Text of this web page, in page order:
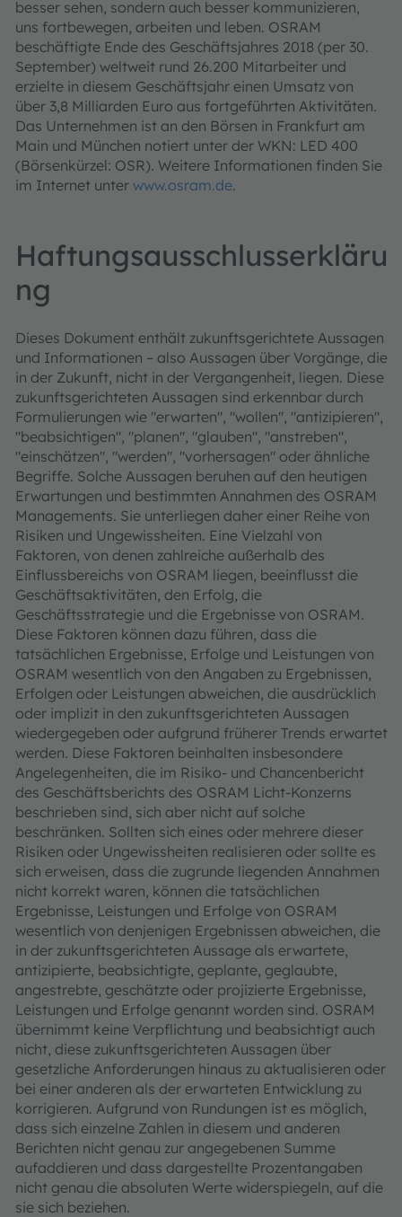
besser sehen, sondern auch besser kommunizieren,
uns fortbewegen, arbeiten und leben. OSRAM
beschäftigte Ende des Geschäftsjahres 2018 (per 30.
September) weltweit rund 26.200 Mitarbeiter und
erzielte in diesem Geschäftsjahr einen Umsatz von
über 3,8 Milliarden Euro aus fortgeführten Aktivitäten.
Das Unternehmen ist an den Börsen in Frankfurt am
Main und München notiert unter der WKN: LED 400
(Börsenkürzel: OSR). Weitere Informationen finden Sie
im Internet unter www.osram.de.
Haftungsausschlusserkläru
ng
Dieses Dokument enthält zukunftsgerichtete Aussagen
und Informationen – also Aussagen über Vorgänge, die
in der Zukunft, nicht in der Vergangenheit, liegen. Diese
zukunftsgerichteten Aussagen sind erkennbar durch
Formulierungen wie "erwarten", "wollen", "antizipieren",
"beabsichtigen", "planen", "glauben", "anstreben",
"einschätzen", "werden", "vorhersagen" oder ähnliche
Begriffe. Solche Aussagen beruhen auf den heutigen
Erwartungen und bestimmten Annahmen des OSRAM
Managements. Sie unterliegen daher einer Reihe von
Risiken und Ungewissheiten. Eine Vielzahl von
Faktoren, von denen zahlreiche außerhalb des
Einflussbereichs von OSRAM liegen, beeinflusst die
Geschäftsaktivitäten, den Erfolg, die
Geschäftsstrategie und die Ergebnisse von OSRAM.
Diese Faktoren können dazu führen, dass die
tatsächlichen Ergebnisse, Erfolge und Leistungen von
OSRAM wesentlich von den Angaben zu Ergebnissen,
Erfolgen oder Leistungen abweichen, die ausdrücklich
oder implizit in den zukunftsgerichteten Aussagen
wiedergegeben oder aufgrund früherer Trends erwartet
werden. Diese Faktoren beinhalten insbesondere
Angelegenheiten, die im Risiko- und Chancenbericht
des Geschäftsberichts des OSRAM Licht-Konzerns
beschrieben sind, sich aber nicht auf solche
beschränken. Sollten sich eines oder mehrere dieser
Risiken oder Ungewissheiten realisieren oder sollte es
sich erweisen, dass die zugrunde liegenden Annahmen
nicht korrekt waren, können die tatsächlichen
Ergebnisse, Leistungen und Erfolge von OSRAM
wesentlich von denjenigen Ergebnissen abweichen, die
in der zukunftsgerichteten Aussage als erwartete,
antizipierte, beabsichtigte, geplante, geglaubte,
angestrebte, geschätzte oder projizierte Ergebnisse,
Leistungen und Erfolge genannt worden sind. OSRAM
übernimmt keine Verpflichtung und beabsichtigt auch
nicht, diese zukunftsgerichteten Aussagen über
gesetzliche Anforderungen hinaus zu aktualisieren oder
bei einer anderen als der erwarteten Entwicklung zu
korrigieren. Aufgrund von Rundungen ist es möglich,
dass sich einzelne Zahlen in diesem und anderen
Berichten nicht genau zur angegebenen Summe
aufaddieren und dass dargestellte Prozentangaben
nicht genau die absoluten Werte widerspiegeln, auf die
sie sich beziehen.